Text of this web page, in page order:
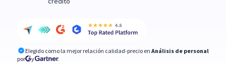
Elegido como la mejor relación calidad-precio en Análisis de personal
por
y